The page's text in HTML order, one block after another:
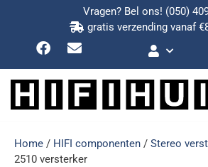
Vragen? Bel ons! (050)
gratis verzending vanaf
Home / HIFI componenten / Stereo
2510 versterker